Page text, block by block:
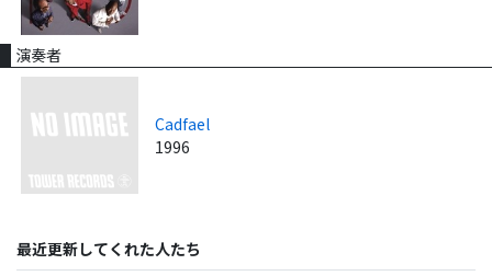
演奏者
Cadfael
1996
最近更新してくれた人たち